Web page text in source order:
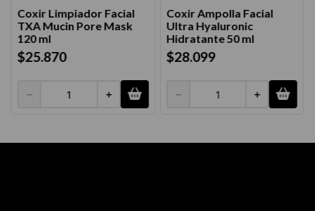
Coxir Limpiador Facial
TXA Mucin Pore Mask
120 ml
$25.870
＋
－
Coxir Ampolla Facial
Ultra Hyaluronic
Hidratante 50 ml
$28.099
＋
－